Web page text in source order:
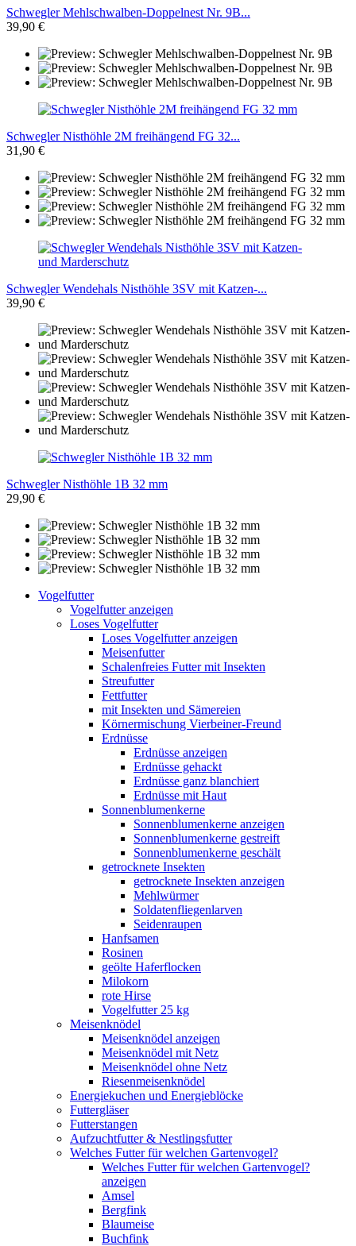
Schwegler Mehlschwalben-Doppelnest Nr. 9B...
39,90 €
Schwegler Nisthöhle 2M freihängend FG 32...
31,90 €
Schwegler Wendehals Nisthöhle 3SV mit Katzen-...
39,90 €
Schwegler Nisthöhle 1B 32 mm
29,90 €
Vogelfutter
Vogelfutter anzeigen
Loses Vogelfutter
Loses Vogelfutter anzeigen
Meisenfutter
Schalenfreies Futter mit Insekten
Streufutter
Fettfutter
mit Insekten und Sämereien
Körnermischung Vierbeiner-Freund
Erdnüsse
Erdnüsse anzeigen
Erdnüsse gehackt
Erdnüsse ganz blanchiert
Erdnüsse mit Haut
Sonnenblumenkerne
Sonnenblumenkerne anzeigen
Sonnenblumenkerne gestreift
Sonnenblumenkerne geschält
getrocknete Insekten
getrocknete Insekten anzeigen
Mehlwürmer
Soldatenfliegenlarven
Seidenraupen
Hanfsamen
Rosinen
geölte Haferflocken
Milokorn
rote Hirse
Vogelfutter 25 kg
Meisenknödel
Meisenknödel anzeigen
Meisenknödel mit Netz
Meisenknödel ohne Netz
Riesenmeisenknödel
Energiekuchen und Energieblöcke
Futtergläser
Futterstangen
Aufzuchtfutter & Nestlingsfutter
Welches Futter für welchen Gartenvogel?
Welches Futter für welchen Gartenvogel?
anzeigen
Amsel
Bergfink
Blaumeise
Buchfink